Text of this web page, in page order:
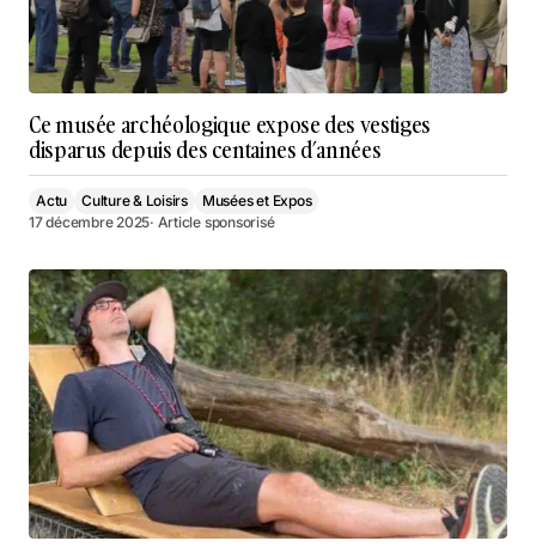
Ce musée archéologique expose des vestiges
disparus depuis des centaines d’années
Actu Culture & Loisirs
Musées et Expos
17 décembre 2025· Article sponsorisé